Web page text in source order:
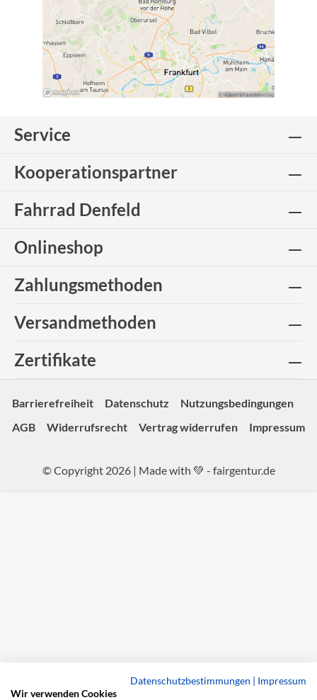
Service
Kooperationspartner
Fahrrad Denfeld
Onlineshop
Zahlungsmethoden
Versandmethoden
Zertifikate
Barrierefreiheit Datenschutz
Nutzungsbedingungen
AGB
Widerrufsrecht Vertrag widerrufen Impressum
© Copyright 2026 | Made with 💚 - fairgentur.de
Datenschutzbestimmungen | Impressum
Wir verwenden Cookies